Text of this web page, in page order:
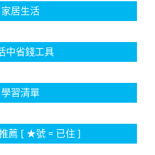
家居生活
中省錢工具
學習清單
薦 [ ★號 = 已住 ]